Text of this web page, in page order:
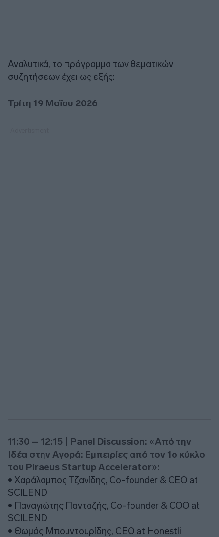
Αναλυτικά, το πρόγραμμα των θεματικών
συζητήσεων έχει ως εξής:
Τρίτη 19 Μαΐου 2026
11:30 – 12:15 | Panel Discussion: «Από την
Ιδέα στην Αγορά: Εμπειρίες από τον 1ο κύκλο
του Piraeus Startup Accelerator»:
• Χαράλαμπος Τζανίδης, Co-founder & CEO at
SCILEND
• Παναγιώτης Πανταζής, Co-founder & COO at
SCILEND
• Θωμάς Μπουντουρίδης, CEO at Honestli